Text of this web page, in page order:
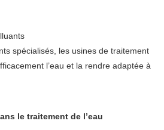
spécialisés, les usines de traitement
l’eau et la rendre adaptée à
le traitement de l’eau